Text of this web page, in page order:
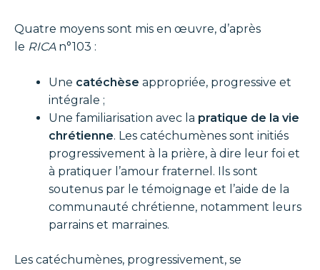
Quatre moyens sont mis en œuvre, d’après
le RICAn°103 :
Une catéchèse appropriée, progressive et
intégrale ;
Une familiarisation avec la pratique de la vie
chrétienne. Les catéchumènes sont initiés
progressivement à la prière, à dire leur foi et
à pratiquer l’amour fraternel. Ils sont
soutenus par le témoignage et l’aide de la
communauté chrétienne, notamment leurs
parrains et marraines.
Les catéchumènes, progressivement, se